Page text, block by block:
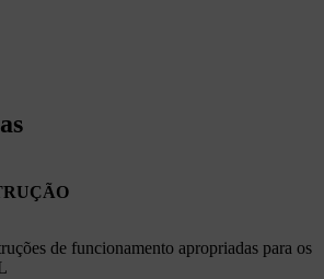
de funcionamento apropriadas para os